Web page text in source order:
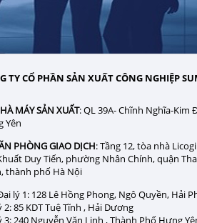
TY CỔ PHẦN SẢN XUẤT CÔNG NGHIỆP
MÁY SẢN XUẤT: QL 39A- Chĩnh Nghĩa-Kim
Yên
PHÒNG GIAO DỊCH: Tầng 12, tòa nhà
Duy Tiến, phường Nhân Chính, quận
thành phố Hà Nội
lý 1: 128 Lê Hồng Phong, Ngô Quyền, Hải
2: 85 KDT Tuệ Tĩnh , Hải Dương
3: 240 Nguyễn Văn Linh , Thành Phố Hưng